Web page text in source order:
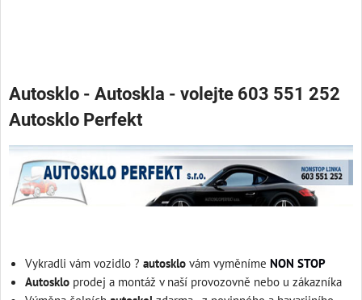
Autosklo - Autoskla - volejte 603 551 252
Autosklo Perfekt
Vykradli vám vozidlo ? autosklo vám vyměníme NON STOP
Autosklo prodej a montáž v naší provozovně nebo u zákazníka